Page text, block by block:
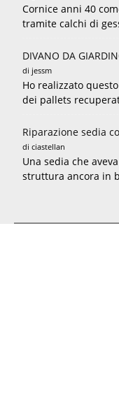
Cornice anni 40
tramite calchi di
DIVANO DA
di jessm
Ho realizzato
dei pallets
Riparazione sedia
di ciastellan
Una sedia che
struttura ancora in